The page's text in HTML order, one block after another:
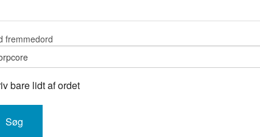
Fremmedsprog
Engelsk-Dansk ordbog
Fransk-Dansk ordbog
fremmedord
bare lidt af ordet